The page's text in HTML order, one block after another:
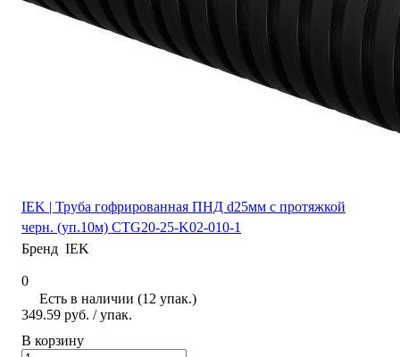
IEK | Труба гофрированная ПНД d25мм с протяжкой
черн. (уп.10м) CTG20-25-K02-010-1
Бренд IEK
0
Есть в наличии (12 упак.)
349.59 руб. / упак.
В корзину